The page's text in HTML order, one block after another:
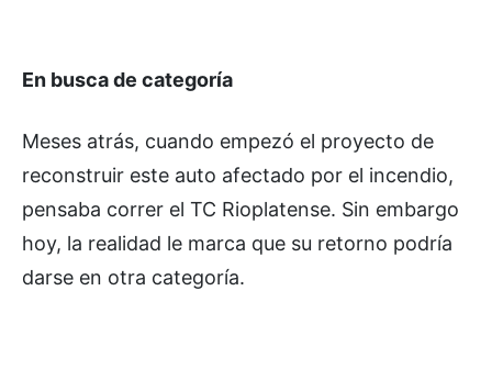
En busca de categoría
Meses atrás, cuando empezó el proyecto de
reconstruir este auto afectado por el incendio,
pensaba correr el TC Rioplatense. Sin embargo
hoy, la realidad le marca que su retorno podría
darse en otra categoría.